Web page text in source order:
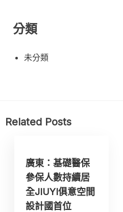
分類
未分類
Related Posts
廣東：基礎醫保
參保人數持續居
全JIUYI俱意空間
設計國首位